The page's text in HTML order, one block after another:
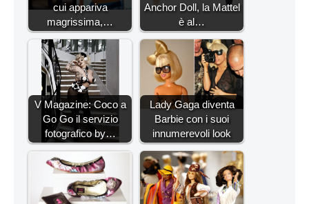
cui appariva
magrissima,…
Anchor Doll, la Mattel
è al…
V Magazine: Coco a
Go Go il servizio
fotografico by…
Lady Gaga diventa
Barbie con i suoi
innumerevoli look